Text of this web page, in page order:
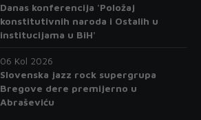
Danas konferencija 'Položaj
konstitutivnih naroda i Ostalih u
institucijama u BiH'
06 Kol 2026
Slovenska jazz rock supergrupa
Bregove dere premijerno u
Abraševiću